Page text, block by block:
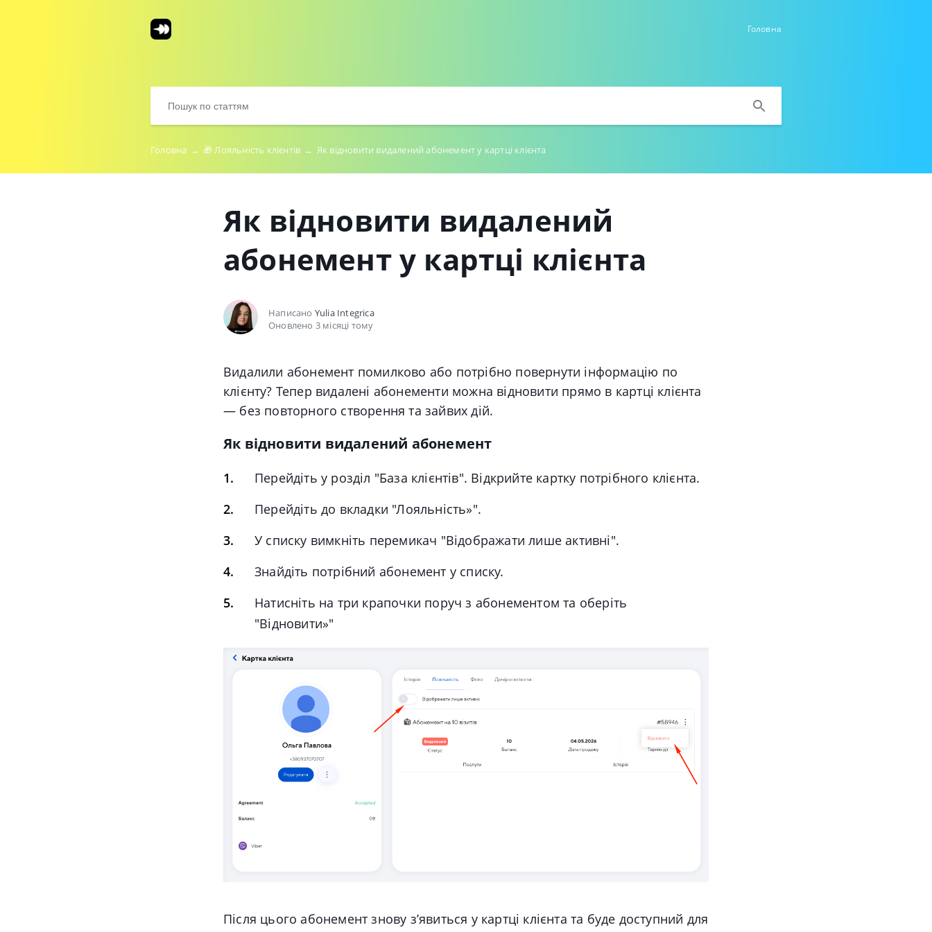
Головна
Головна → 🎁 Лояльність клієнтів → Як відновити видалений абонемент у картці клієнта
Як відновити видалений
абонемент у картці клієнта
Написано Yulia Integrica
Оновлено 3 місяці тому
Видалили абонемент помилково або потрібно повернути інформацію по
клієнту? Тепер видалені абонементи можна відновити прямо в картці клієнта
— без повторного створення та зайвих дій.
Як відновити видалений абонемент
Перейдіть у розділ "База клієнтів". Відкрийте картку потрібного клієнта.
Перейдіть до вкладки "Лояльність»".
У списку вимкніть перемикач "Відображати лише активні".
Знайдіть потрібний абонемент у списку.
Натисніть на три крапочки поруч з абонементом та оберіть
"Відновити»"
Після цього абонемент знову з’явиться у картці клієнта та буде доступний для